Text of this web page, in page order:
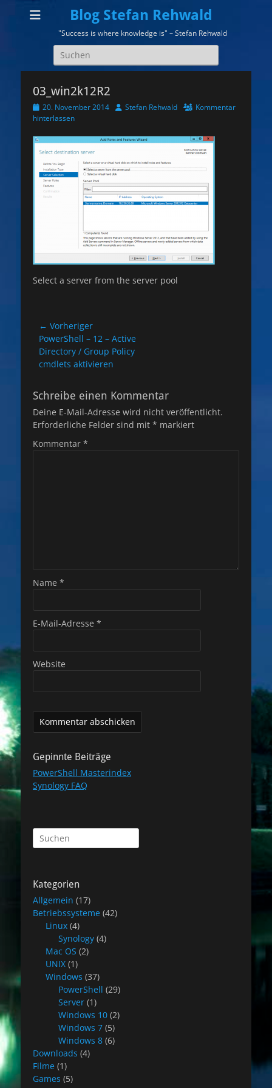
Blog Stefan Rehwald
"Success is where knowledge is" – Stefan Rehwald
Suchen
nach:
03_win2k12R2
Veröffentlicht
am
20. November 2014 AutorStefan Rehwald
Kommentar
hinterlassen
Select a server from the server pool
Beitragsnavigation
← Vorheriger
Vorheriger
Beitrag:
PowerShell – 12 – Active
Directory / Group Policy
cmdlets aktivieren
Schreibe einen Kommentar
Deine E-Mail-Adresse wird nicht veröffentlicht.
Erforderliche Felder sind mit * markiert
Kommentar *
Name *
E-Mail-Adresse *
Website
Gepinnte Beiträge
PowerShell Masterindex
Synology FAQ
Suchen
nach:
Kategorien
Allgemein (17)
Betriebssysteme (42)
Linux (4)
Synology (4)
Mac OS (2)
UNIX (1)
Windows (37)
PowerShell (29)
Server (1)
Windows 10 (2)
Windows 7 (5)
Windows 8 (6)
Downloads (4)
Filme (1)
Games (5)